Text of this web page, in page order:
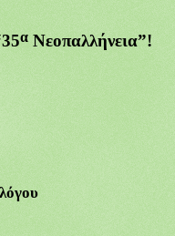
αΝεοπαλλήνεια”!